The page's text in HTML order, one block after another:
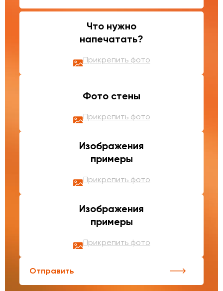
Что нужно
напечатать?
Прикрепить фото
Фото стены
Прикрепить фото
Изображения
примеры
Прикрепить фото
Изображения
примеры
Прикрепить фото
Отправить